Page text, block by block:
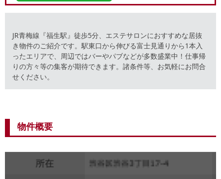
JR青梅線『福生駅』徒歩5分、エステサロンにおすすめな居抜
き物件のご紹介です。駅東口から伸びる富士見通りから1本入
ったエリアで、周辺ではバーやパブなどが多数盛業中！仕事帰
りの方々等の集客が期待できます。諸条件等、お気軽にお問合
せください。
物件概要